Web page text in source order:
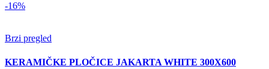
-16%
Brzi pregled
KERAMIČKE PLOČICE JAKARTA WHITE 300X600